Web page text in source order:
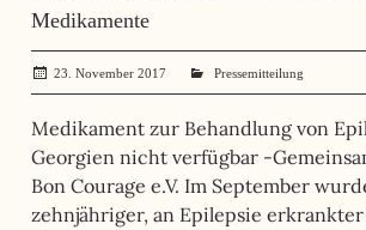
Medikamente
23. November 2017 administrator
Pressemitteilung
Medikament zur Behandlung von
Georgien nicht verfügbar -
Bon Courage e.V. Im September
zehnjähriger, an Epilepsie erkrankter